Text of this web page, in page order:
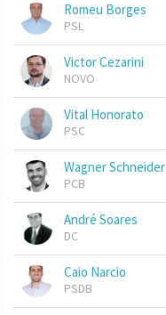
Romeu Borges
PSL
Victor Cezarini
NOVO
Vital Honorato
PSC
Wagner Schneider
PCB
André Soares
DC
Caio Narcio
PSDB